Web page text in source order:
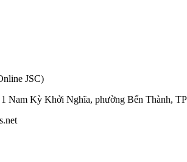
JSC)
Nam Kỳ Khởi Nghĩa, phường Bến Thành,